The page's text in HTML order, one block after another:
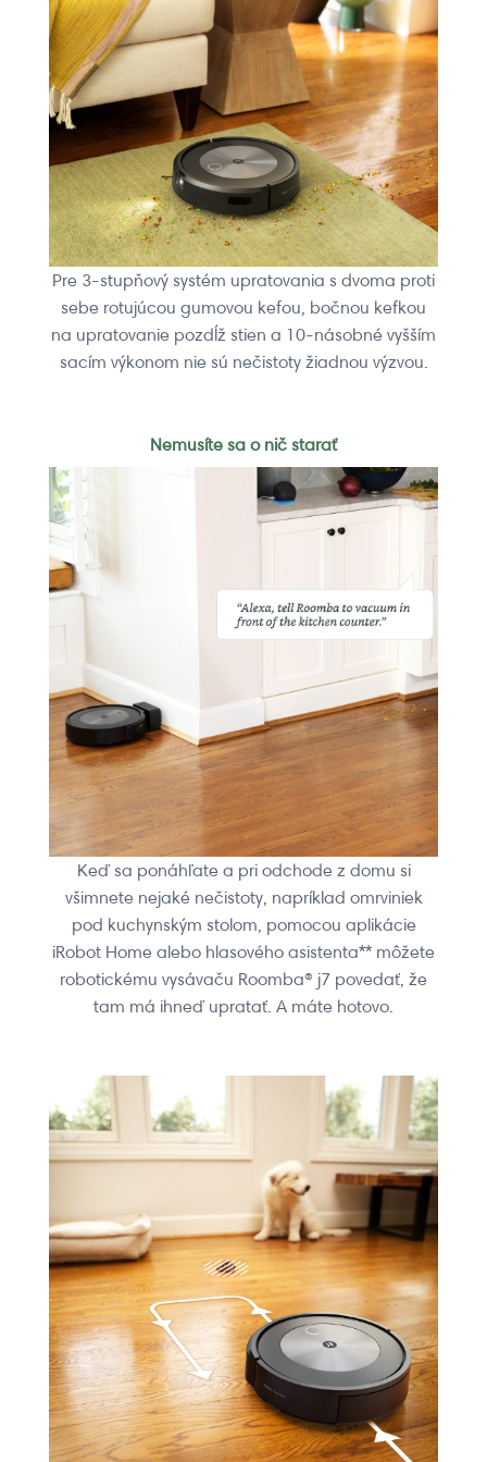
Pre 3-stupňový systém upratovania s dvoma proti
sebe rotujúcou gumovou kefou, bočnou kefkou
na upratovanie pozdĺž stien a 10-násobné vyšším
sacím výkonom nie sú nečistoty žiadnou výzvou.
Nemusíte sa o nič starať
Keď sa ponáhľate a pri odchode z domu si
všimnete nejaké nečistoty, napríklad omrviniek
pod kuchynským stolom, pomocou aplikácie
iRobot Home alebo hlasového asistenta** môžete
robotickému vysávaču Roomba® j7 povedať, že
tam má ihneď upratať. A máte hotovo.